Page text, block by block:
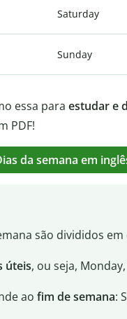
Saturday
Sunday
essa para estudar e
PDF!
da semana em
são divididos
úteis, ou seja,
ao fim de semana: